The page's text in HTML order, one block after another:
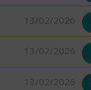
13/02/2026
13/02/2026
13/02/2026